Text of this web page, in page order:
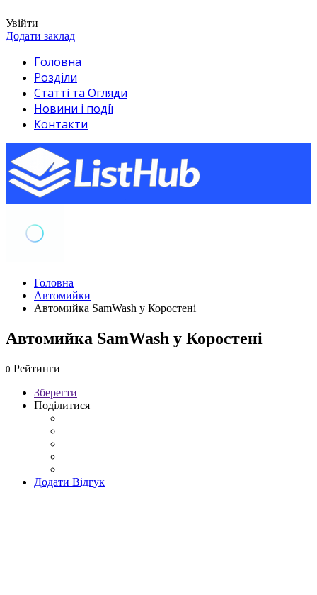
Увійти
Додати заклад
Головна
Розділи
Статті та Огляди
Новини і події
Контакти
Головна
Автомийки
Автомийка SamWash у Коростені
Автомийка SamWash у Коростені
0 Рейтинги
Зберегти
Поділитися
Додати Відгук